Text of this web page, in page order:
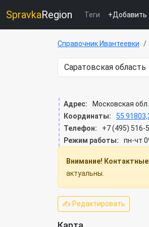
SpravkaRegion Теги +Добавить
Справочник Ивантеевки
Адрес:
Московская
Координаты:
Телефон:
+7 (495) 516-
Режим работы:
пн-чт
Внимание!
актуальны.
✍ Редактировать